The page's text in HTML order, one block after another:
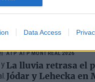
Data Access
ATP ATP MONTREAL 2026
La lluvia retrasa el
Jódar y Lehecka en